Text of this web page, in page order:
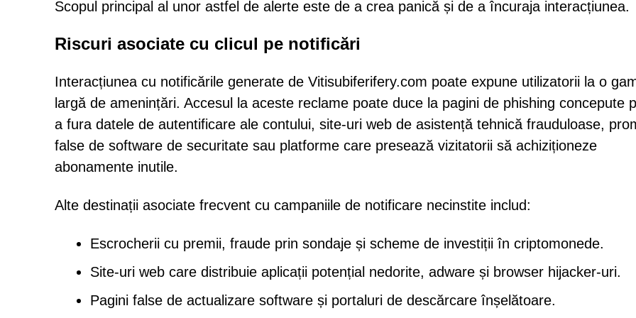
Scopul principal al unor astfel de alerte este de a crea panică și de a încuraja interacțiunea.
Riscuri asociate cu clicul pe notificări
Interacțiunea cu notificările generate de Vitisubiferifery.com poate expune utilizatorii la o
largă de amenințări. Accesul la aceste reclame poate duce la pagini de phishing concepute
a fura datele de autentificare ale contului, site-uri web de asistență tehnică frauduloase,
false de software de securitate sau platforme care presează vizitatorii să achiziționeze
abonamente inutile.
Alte destinații asociate frecvent cu campaniile de notificare necinstite includ:
Escrocherii cu premii, fraude prin sondaje și scheme de investiții în criptomonede.
Site-uri web care distribuie aplicații potențial nedorite, adware și browser hijacker-uri.
Pagini false de actualizare software și portaluri de descărcare înșelătoare.